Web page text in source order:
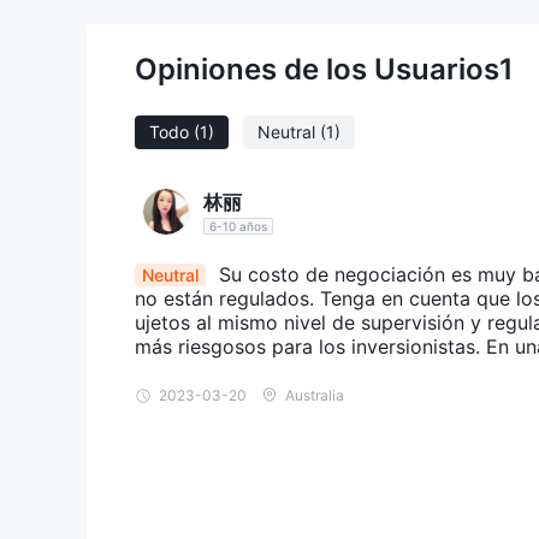
- Variedad de Tipos de Cuenta: MCG ofrece una
financiera y necesidades de trading.
- Estado No Regulado: MCG opera actualmente
- Sitio Web Inaccesible: Los informes indican que
ser frustrante y generar dudas sobre la
- Plataformas de Trading Limitadas: Las opciones
como MetaTrader4 y MetaTrader5 puede
retirar cantidades superiores a $100, sujetas a
Opiniones de los Usuarios1
Todo (1) Neutral (1)
林丽
6-10 años
Neutral
Su costo de negociación es muy
no están regulados. Tenga en cuenta que
ujetos al mismo nivel de supervisión y
más riesgosos para los inversionistas. En
2023-03-20 Australia